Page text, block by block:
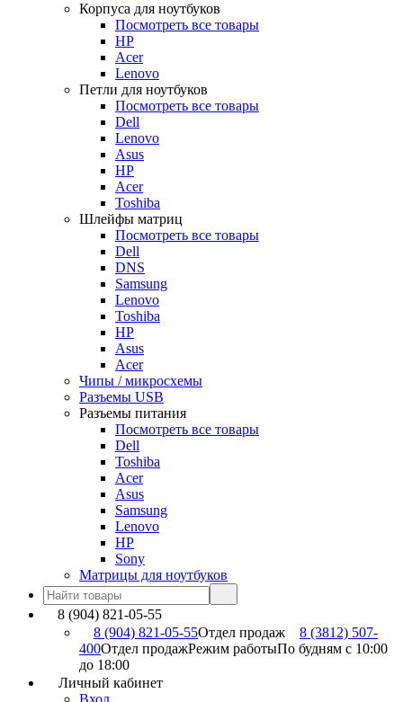
Корпуса для ноутбуков
Посмотреть все товары
HP
Acer
Lenovo
Петли для ноутбуков
Посмотреть все товары
Dell
Lenovo
Asus
HP
Acer
Toshiba
Шлейфы матриц
Посмотреть все товары
Dell
DNS
Samsung
Lenovo
Toshiba
HP
Asus
Acer
Чипы / микросхемы
Разъемы USB
Разъемы питания
Посмотреть все товары
Dell
Toshiba
Acer
Asus
Samsung
Lenovo
HP
Sony
Матрицы для ноутбуков
8 (904) 821-05-55
8 (904) 821-05-55Отдел продаж
8 (3812) 507-
400Отдел продажРежим работыПо будням с 10:00
до 18:00
Личный кабинет
Вход